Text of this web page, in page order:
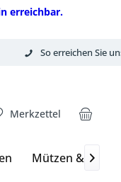
erreichbar.
So erreichen Sie
Merkzettel
Mützen & 